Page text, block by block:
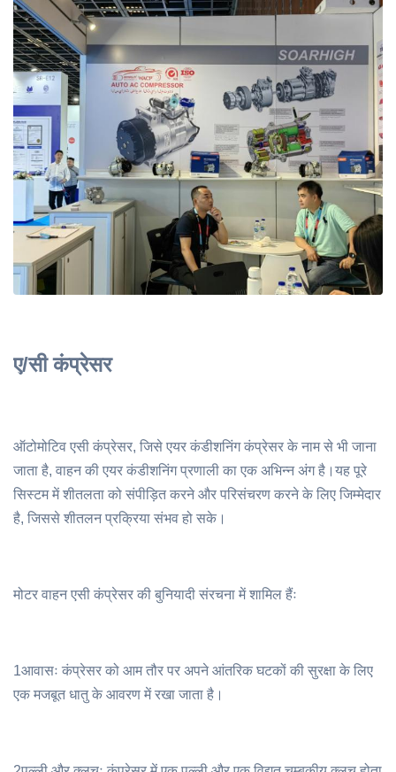
ए/सी कंप्रेसर
ऑटोमोटिव एसी कंप्रेसर, जिसे एयर कंडीशनिंग कंप्रेसर के नाम से भी जाना
जाता है, वाहन की एयर कंडीशनिंग प्रणाली का एक अभिन्न अंग है।यह पूरे
सिस्टम में शीतलता को संपीड़ित करने और परिसंचरण करने के लिए जिम्मेदार
है, जिससे शीतलन प्रक्रिया संभव हो सके।
मोटर वाहन एसी कंप्रेसर की बुनियादी संरचना में शामिल हैंः
1आवासः कंप्रेसर को आम तौर पर अपने आंतरिक घटकों की सुरक्षा के लिए
एक मजबूत धातु के आवरण में रखा जाता है।